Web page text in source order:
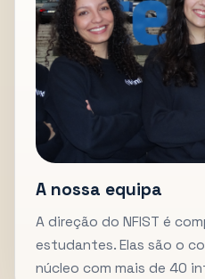
A nossa equipa
A direção do NFIST é
estudantes. Elas são o
núcleo com mais de 40